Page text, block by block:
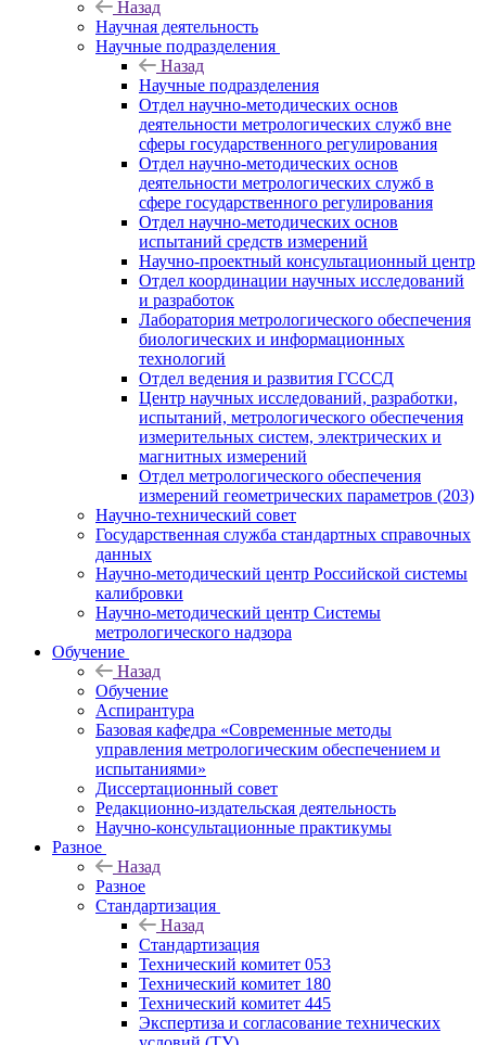
Назад
Научная деятельность
Научные подразделения
Назад
Научные подразделения
Отдел научно-методических основ
деятельности метрологических служб вне
сферы государственного регулирования
Отдел научно-методических основ
деятельности метрологических служб в
сфере государственного регулирования
Отдел научно-методических основ
испытаний средств измерений
Научно-проектный консультационный центр
Отдел координации научных исследований
и разработок
Лаборатория метрологического обеспечения
биологических и информационных
технологий
Отдел ведения и развития ГСССД
Центр научных исследований, разработки,
испытаний, метрологического обеспечения
измерительных систем, электрических и
магнитных измерений
Отдел метрологического обеспечения
измерений геометрических параметров (203)
Научно-технический совет
Государственная служба стандартных справочных
данных
Научно-методический центр Российской системы
калибровки
Научно-методический центр Системы
метрологического надзора
Обучение
Назад
Обучение
Аспирантура
Базовая кафедра «Современные методы
управления метрологическим обеспечением и
испытаниями»
Диссертационный совет
Редакционно-издательская деятельность
Научно-консультационные практикумы
Разное
Назад
Разное
Стандартизация
Назад
Стандартизация
Технический комитет 053
Технический комитет 180
Технический комитет 445
Экспертиза и согласование технических